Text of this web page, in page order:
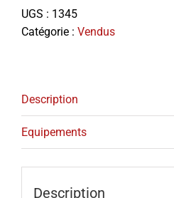
UGS : 1345
Catégorie : Vendus
Description
Equipements
Description